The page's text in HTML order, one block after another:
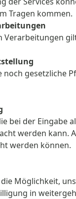
Tragen kommen.
Verarbeitungen
noch gesetzliche
bei der Eingabe
werden kann.
werden können.
Möglichkeit,
in